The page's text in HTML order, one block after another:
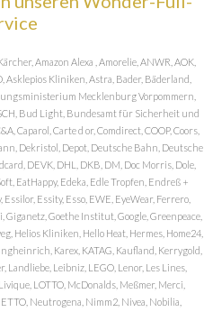
Amazon Alexa , Amorelie, ANWR, AOK,
Asklepios Kliniken, Astra, Bader, Bäderland,
Mecklenburg Vorpommern,
Bud Light, Bundesamt für Sicherheit und
Caparol, Carte d or, Comdirect, COOP, Coors,
Dekristol, Depot, Deutsche Bahn, Deutsche
DEVK, DHL, DKB, DM, Doc Morris, Dole,
EatHappy, Edeka, Edle Tropfen, Endreß +
Essity, Esso, EWE, EyeWear, Ferrero,
Goethe Institut, Google, Greenpeace,
Helios Kliniken, Hello Heat, Hermes, Home24,
Karex, KATAG, Kaufland, Kerrygold,
Leibniz, LEGO, Lenor, Les Lines,
LOTTO, McDonalds, Meßmer, Merci,
Neutrogena, Nimm2, Nivea, Nobilia,